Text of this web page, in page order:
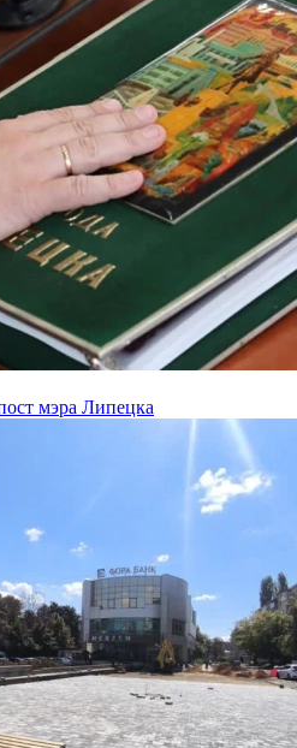
мэра Липецка